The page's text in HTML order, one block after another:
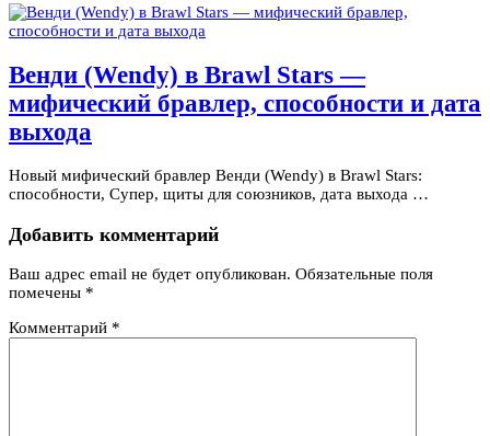
Венди (Wendy) в Brawl Stars —
мифический бравлер, способности и дата
выхода
Новый мифический бравлер Венди (Wendy) в Brawl Stars:
способности, Супер, щиты для союзников, дата выхода …
Добавить комментарий
Ваш адрес email не будет опубликован. Обязательные поля
помечены *
Комментарий *